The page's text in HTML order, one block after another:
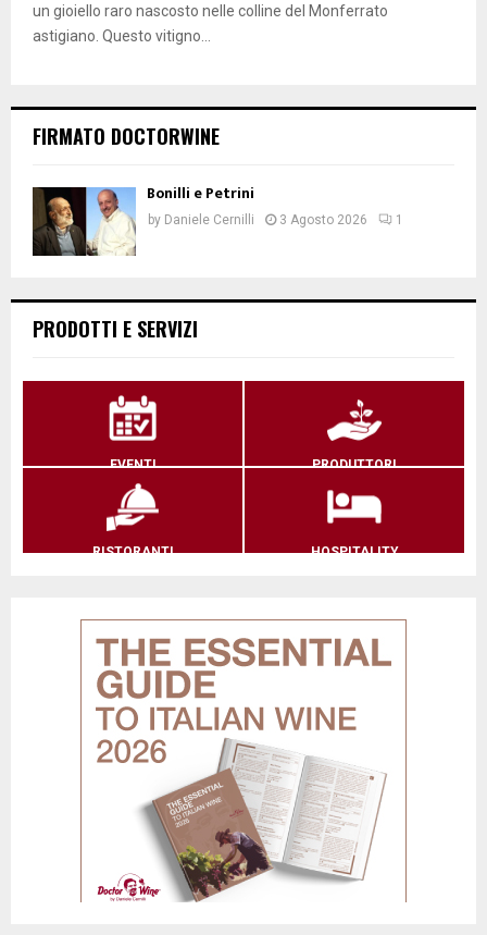
un gioiello raro nascosto nelle colline del Monferrato
astigiano. Questo vitigno...
FIRMATO DOCTORWINE
Bonilli e Petrini
by Daniele Cernilli 3 Agosto 2026 1
PRODOTTI E SERVIZI
EVENTI PRODUTTORI
RISTORANTI HOSPITALITY